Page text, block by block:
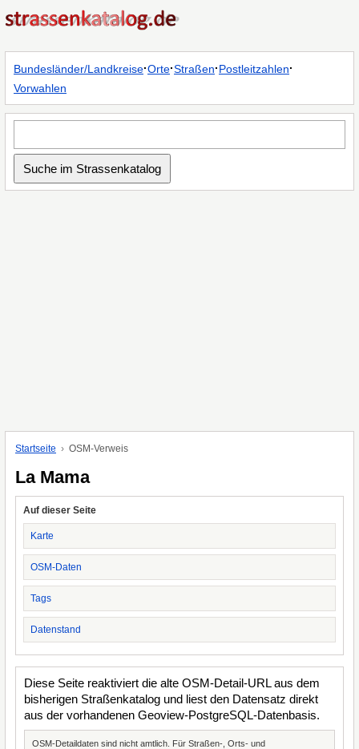
Bundesländer/Landkreise·Orte·Straßen·Postleitzahlen·
Vorwahlen
Startseite OSM-Verweis
La Mama
Auf dieser Seite
Karte
OSM-Daten
Tags
Datenstand
Diese Seite reaktiviert die alte OSM-Detail-URL aus dem
bisherigen Straßenkatalog und liest den Datensatz direkt
aus der vorhandenen Geoview-PostgreSQL-Datenbasis.
OSM-Detaildaten sind nicht amtlich. Für Straßen-, Orts- und